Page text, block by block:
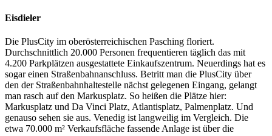
Eisdieler
Die PlusCity im oberösterreichischen Pasching floriert.
Durchschnittlich 20.000 Personen frequentieren täglich das mit
4.200 Parkplätzen ausgestattete Einkaufszentrum. Neuerdings hat es
sogar einen Straßenbahnanschluss. Betritt man die PlusCity über
den der Straßenbahnhaltestelle nächst gelegenen Eingang, gelangt
man rasch auf den Markusplatz. So heißen die Plätze hier:
Markusplatz und Da Vinci Platz, Atlantisplatz, Palmenplatz. Und
genauso sehen sie aus. Venedig ist langweilig im Vergleich. Die
etwa 70.000 m² Verkaufsfläche fassende Anlage ist über die